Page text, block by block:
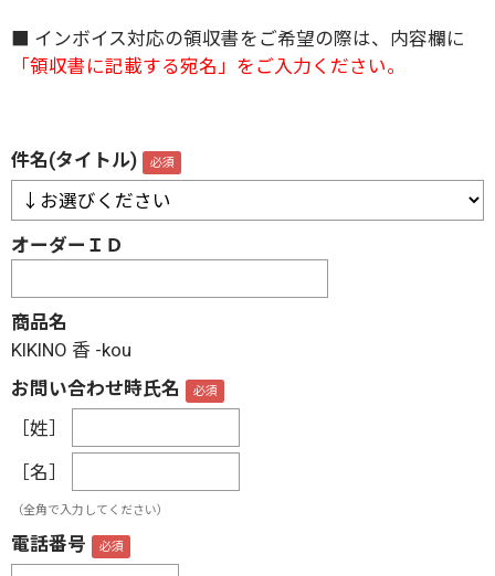
■ インボイス対応の領収書をご希望の際は、内容欄に
「領収書に記載する宛名」をご入力ください。
件名(タイトル)
オーダーＩＤ
商品名
KIKINO 香 -kou
お問い合わせ時氏名
［姓］
［名］
（全角で入力してください）
電話番号